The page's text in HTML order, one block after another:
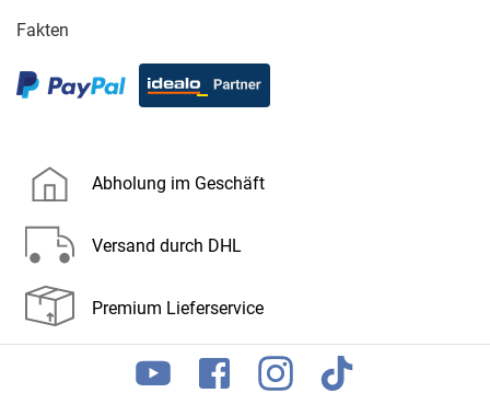
Fakten
Abholung im Geschäft
Versand durch DHL
Premium Lieferservice